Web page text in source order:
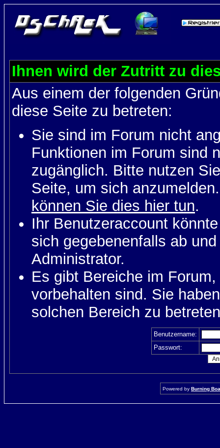
Ihnen wird der Zutritt zu
Aus einem der folgenden
diese Seite zu betreten:
Sie sind im Forum nicht
Funktionen im Forum sind
zugänglich. Bitte nutzen
Seite, um sich
können Sie dies hier tun.
Ihr Benutzeraccount
sich gegebenenfalls ab
Administrator.
Es gibt Bereiche im
vorbehalten sind. Sie
solchen Bereich zu
Benutzername:
Passwort:
Powered by Burning